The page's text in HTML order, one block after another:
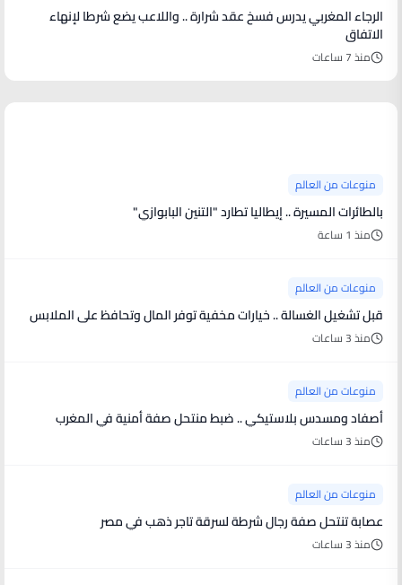
الرجاء المغربي يدرس فسخ عقد شرارة .. واللاعب يضع شرطا لإنهاء
الاتفاق
منذ 7 ساعات
منوعات من العالم
بالطائرات المسيرة .. إيطاليا تطارد "التنين البابوازي"
منذ 1 ساعة
منوعات من العالم
قبل تشغيل الغسالة .. خيارات مخفية توفر المال وتحافظ على الملابس
منذ 3 ساعات
منوعات من العالم
أصفاد ومسدس بلاستيكي .. ضبط منتحل صفة أمنية في المغرب
منذ 3 ساعات
منوعات من العالم
عصابة تنتحل صفة رجال شرطة لسرقة تاجر ذهب في مصر
منذ 3 ساعات